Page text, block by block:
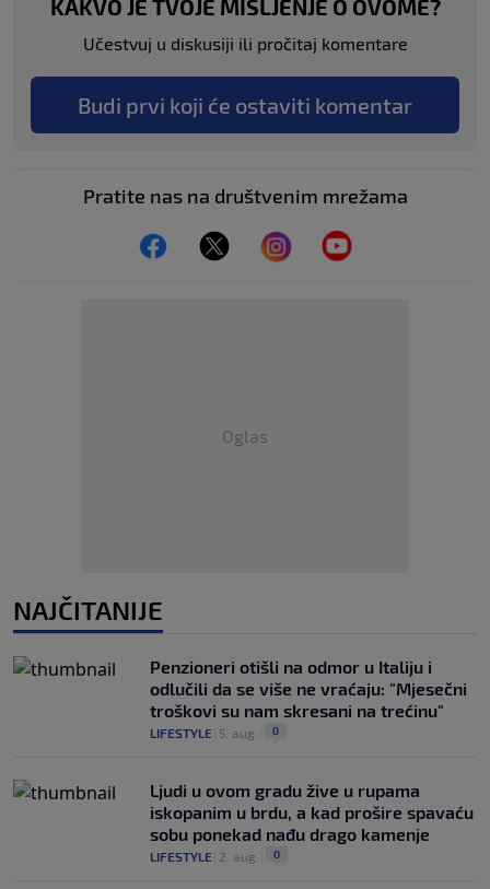
KAKVO JE TVOJE MIŠLJENJE O OVOME?
Učestvuj u diskusiji ili pročitaj komentare
Budi prvi koji će ostaviti komentar
Pratite nas na društvenim mrežama
Oglas
NAJČITANIJE
Penzioneri otišli na odmor u Italiju i
odlučili da se više ne vraćaju: "Mjesečni
troškovi su nam skresani na trećinu"
LIFESTYLE 5. aug. 0
Ljudi u ovom gradu žive u rupama
iskopanim u brdu, a kad prošire spavaću
sobu ponekad nađu drago kamenje
LIFESTYLE 2. aug. 0